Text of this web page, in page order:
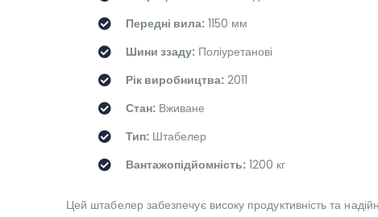
Передні вила: 1150 мм
Шини ззаду: Поліуретанові
Рік виробництва: 2011
Стан: Вживане
Тип: Штабелер
Вантажопідйомність: 1200 кг
Цей штабелер забезпечує високу продуктивність та